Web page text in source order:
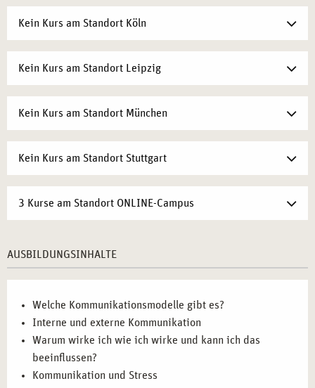
der Kommunikation als solche gesehen und auch behandelt
werden.
Kein Kurs am Standort Köln
Kein Kurs am Standort Leipzig
Kein Kurs am Standort München
Kein Kurs am Standort Stuttgart
3 Kurse am Standort ONLINE-Campus
AUSBILDUNGSINHALTE
Welche Kommunikationsmodelle gibt es?
Interne und externe Kommunikation
Warum wirke ich wie ich wirke und kann ich das
beeinflussen?
Kommunikation und Stress